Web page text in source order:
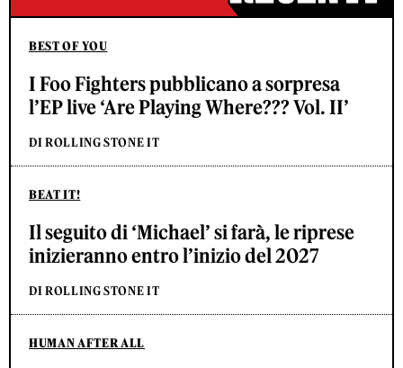
BEST OF YOU
I Foo Fighters pubblicano a sorpresa
l’EP live ‘Are Playing Where??? Vol. II’
DI ROLLING STONE IT
BEAT IT!
Il seguito di ‘Michael’ si farà, le riprese
inizieranno entro l’inizio del 2027
DI ROLLING STONE IT
HUMAN AFTER ALL